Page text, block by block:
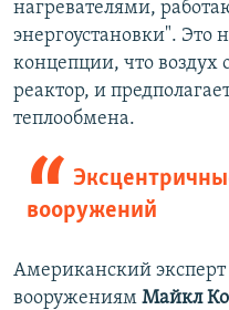
нагревателями,
энергоустановки". Это
концепции, что воздух
реактор, и
теплообмена.
вооружений
Американский
вооружениям Майкл